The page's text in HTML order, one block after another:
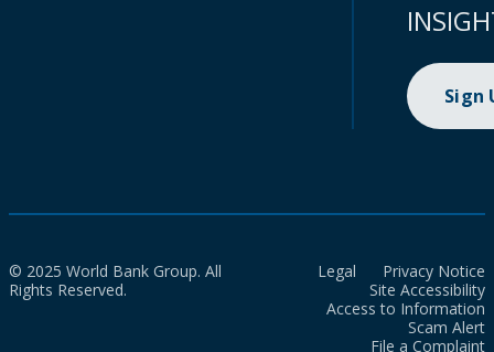
Sign
© 2025 World Bank Group. All
Rights Reserved.
Legal
Privacy Notice
Site Accessibility
Access to Information
Scam Alert
File a Complaint